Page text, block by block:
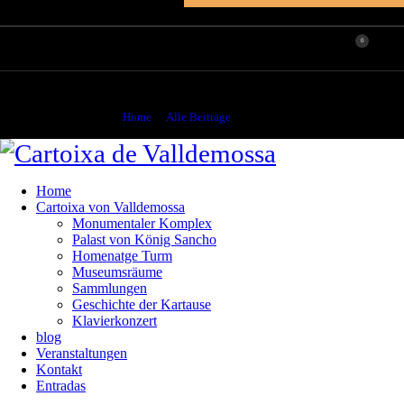
0
Home Alle Beiträge
Home
Cartoixa von Valldemossa
Monumentaler Komplex
Palast von König Sancho
Homenatge Turm
Museumsräume
Sammlungen
Geschichte der Kartause
Klavierkonzert
blog
Veranstaltungen
Kontakt
Entradas